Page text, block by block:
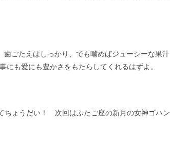
ごたえはしっかり、でも噛めばジューシーな果汁
も愛にも豊かさをもたらしてくれるはずよ。
ちょうだい！ 次回はふたご座の新月の女神ゴハン